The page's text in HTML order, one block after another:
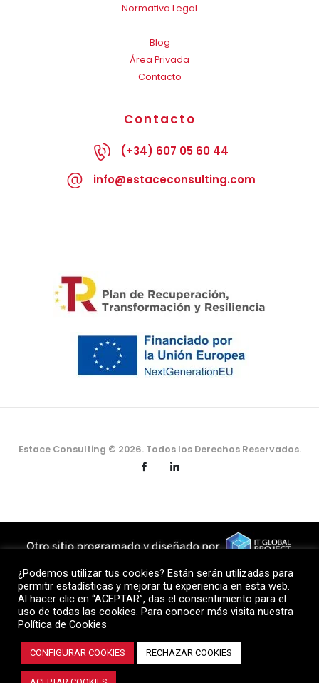
Normativa Legal
Blog
Área Privada
Contacto
Contacto
(+34) 607 05 60 44
info@estaceconsulting.com
Estace Consulting © 2026. Todos los Derechos Reservados.
¿Podemos utilizar tus cookies? Están serán utilizadas para
permitir estadísticas y mejorar tu experiencia en esta web.
Al hacer clic en “ACEPTAR”, das el consentimiento para el
uso de todas las cookies. Para conocer más visita nuestra
Política de Cookies
CONFIGURAR COOKIES RECHAZAR COOKIES